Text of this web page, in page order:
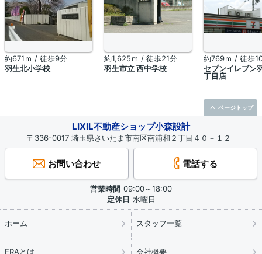
約671ｍ / 徒歩9分
羽生北小学校
約1,625ｍ / 徒歩21分
羽生市立 西中学校
約769ｍ / 徒歩
セブンイレブン
丁目店
LIXIL不動産ショップ小森設計
〒336-0017 埼玉県さいたま市南区南浦和２丁目４０－１２
お問い合わせ 電話する
営業時間 09:00～18:00
定休日 水曜日
ホーム スタッフ一覧
ERAとは 会社概要
ページトップ